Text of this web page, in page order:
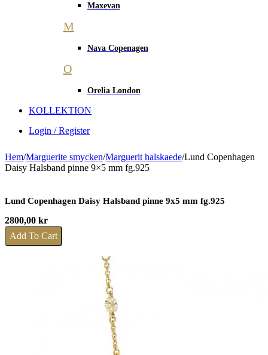
Maxevan
M
Nava Copenagen
O
Orelia London
KOLLEKTION
Login / Register
Hem/Marguerite smycken/Marguerit halskaede/Lund Copenhagen
Daisy Halsband pinne 9×5 mm fg.925
Lund Copenhagen Daisy Halsband pinne 9x5 mm fg.925
2800,00 kr
Add To Cart